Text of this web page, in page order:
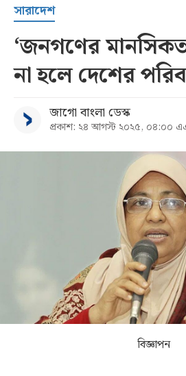
সর্বশেষ
বিভাগ
সারাদেশ
‘জনগণের
না হলে দেশের
জাগো বাংলা ডেস্ক
প্রকাশ: ২৪ আগস্ট ২০২৫, ০৪:০০
বিজ্ঞাপন